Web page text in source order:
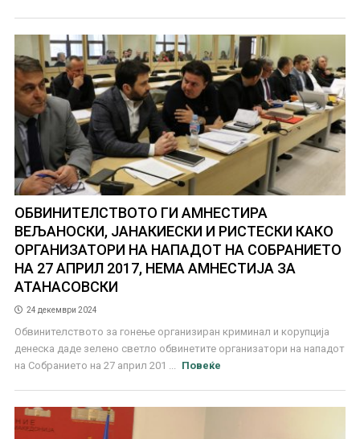
ОБВИНИТЕЛСТВОТО ГИ АМНЕСТИРА
ВЕЉАНОСКИ, ЈАНАКИЕСКИ И РИСТЕСКИ КАКО
ОРГАНИЗАТОРИ НА НАПАДОТ НА СОБРАНИЕТО
НА 27 АПРИЛ 2017, НЕМА АМНЕСТИЈА ЗА
АТАНАСОВСКИ
24 декември 2024
Обвинителството за гонење организиран криминал и корупција
денеска даде зелено светло обвинетите организатори на нападот
на Собранието на 27 април 201 ...
Повеќе